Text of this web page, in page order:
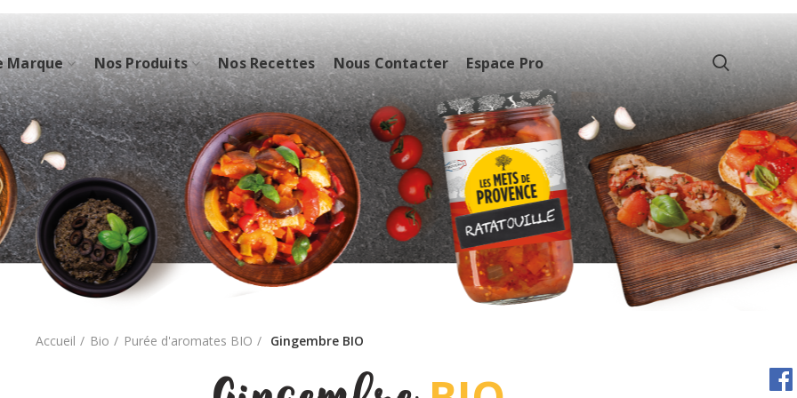
Marque Nos Produits Nos Recettes Nous Contacter Espace Pro
Accueil Bio Purée d'aromates BIO Gingembre BIO